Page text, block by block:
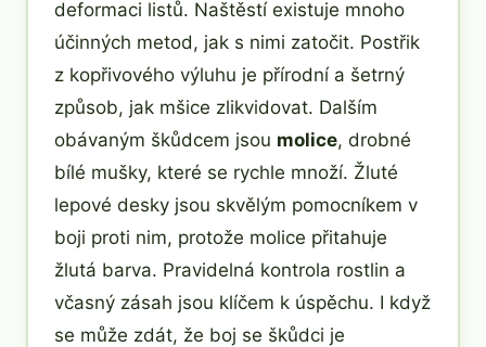
deformaci listů. Naštěstí existuje mnoho
účinných metod, jak s nimi zatočit. Postřik
z kopřivového výluhu je přírodní a šetrný
způsob, jak mšice zlikvidovat. Dalším
obávaným škůdcem jsou molice, drobné
bílé mušky, které se rychle množí. Žluté
lepové desky jsou skvělým pomocníkem v
boji proti nim, protože molice přitahuje
žlutá barva. Pravidelná kontrola rostlin a
včasný zásah jsou klíčem k úspěchu. I když
se může zdát, že boj se škůdci je